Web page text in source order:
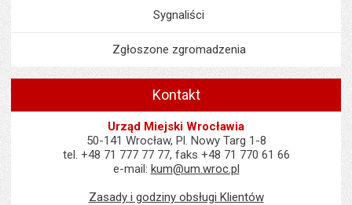
Sygnaliści
Zgłoszone zgromadzenia
Kontakt
Urząd Miejski Wrocławia
50-141 Wrocław, Pl. Nowy Targ 1-8
tel. +48 71 777 77 77, faks +48 71 770 61 66
e-mail: kum@um.wroc.pl
Zasady i godziny obsługi Klientów